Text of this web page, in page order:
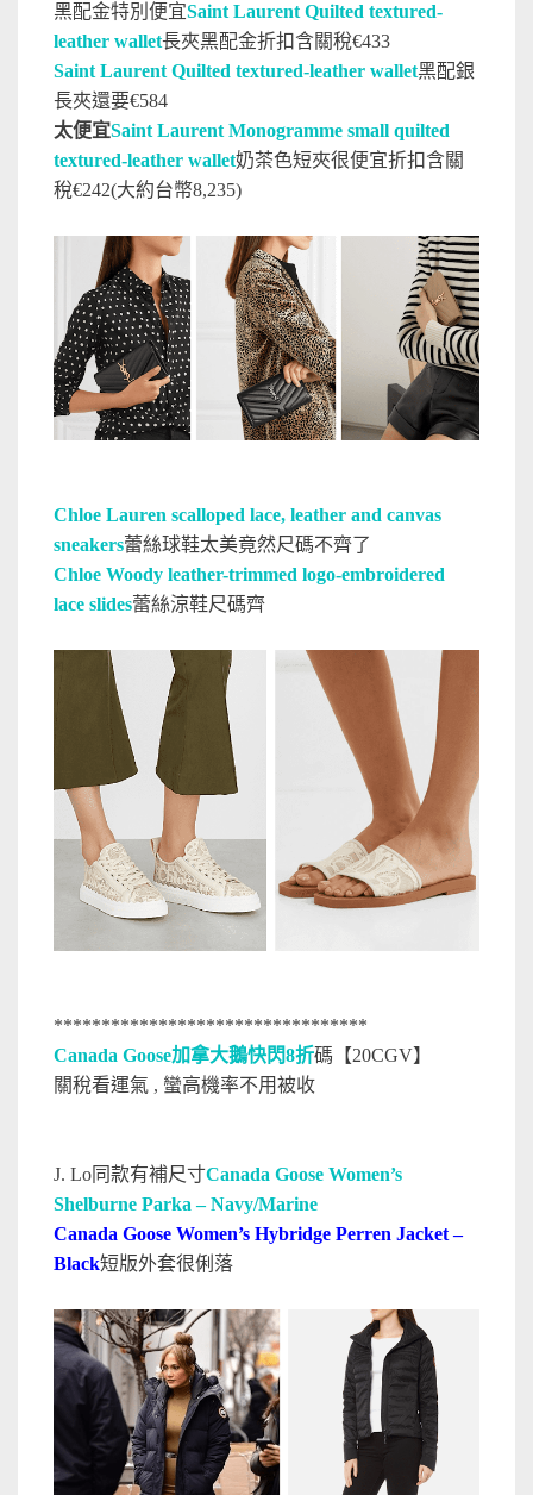
黑配金特別便宜Saint Laurent Quilted textured-
leather wallet長夾黑配金折扣含關稅€433
Saint Laurent Quilted textured-leather wallet黑配銀
長夾還要€584
太便宜Saint Laurent Monogramme small quilted
textured-leather wallet奶茶色短夾很便宜折扣含關
稅€242(大約台幣8,235)
Chloe Lauren scalloped lace, leather and canvas
sneakers蕾絲球鞋太美竟然尺碼不齊了
Chloe Woody leather-trimmed logo-embroidered
lace slides蕾絲涼鞋尺碼齊
*********************************
Canada Goose加拿大鵝快閃8折碼【20CGV】
關稅看運氣 , 蠻高機率不用被收
J. Lo同款有補尺寸Canada Goose Women’s
Shelburne Parka – Navy/Marine
Canada Goose Women’s Hybridge Perren Jacket –
Black短版外套很俐落